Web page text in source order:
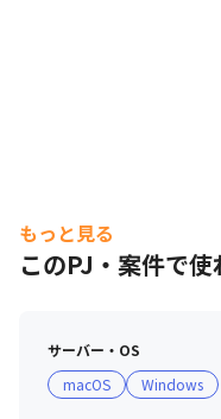
もっと見る
このPJ・案件で
サーバー・OS
macOS
Windows